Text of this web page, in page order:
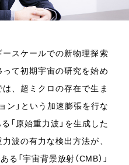
スケールでの新物理探索
て初期宇宙の研究を始め
、超ミクロの存在で生ま
ン」という加速膨張を行な
「原始重力波」を生成した
波の有力な検出方法が、
「宇宙背景放射（CMB）」